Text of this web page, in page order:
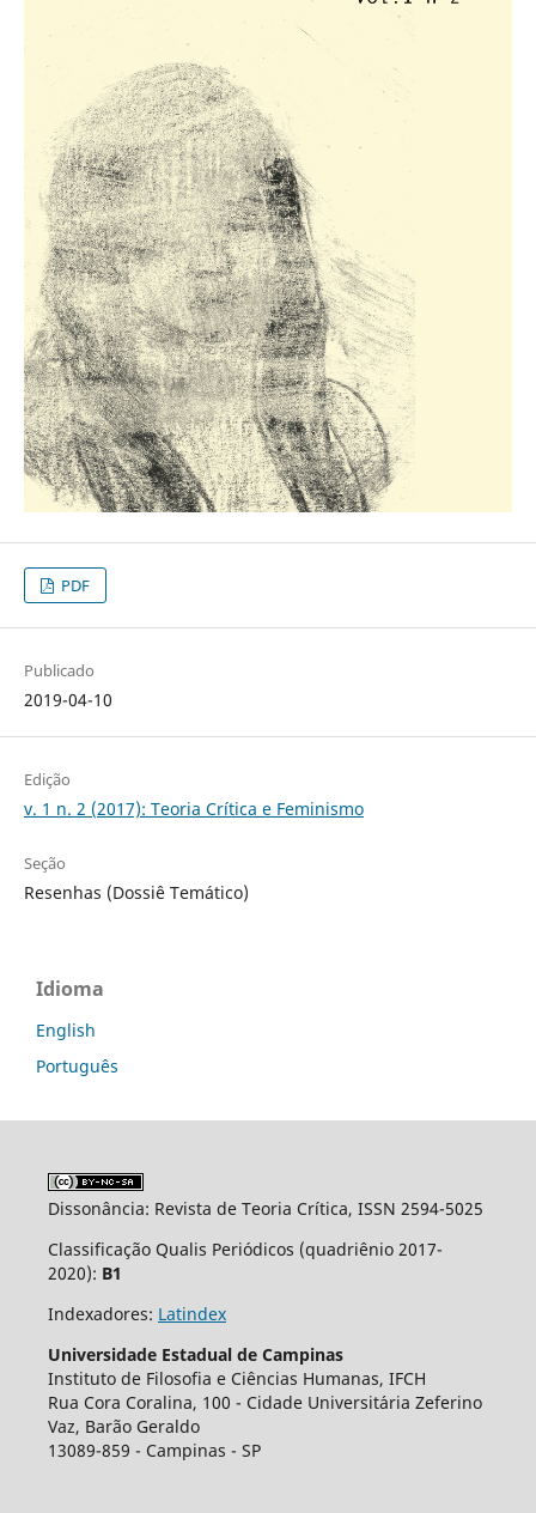
PDF
Publicado
2019-04-10
Edição
v. 1 n. 2 (2017): Teoria Crítica e Feminismo
Seção
Resenhas (Dossiê Temático)
Idioma
English
Português
Dissonância: Revista de Teoria Crítica, ISSN 2594-5025
Classificação Qualis Periódicos (quadriênio 2017-
2020): B1
Indexadores: Latindex
Universidade Estadual de Campinas
Instituto de Filosofia e Ciências Humanas, IFCH
Rua Cora Coralina, 100 - Cidade Universit´aria Zeferino
Vaz, Barão Geraldo
13089-859 - Campinas - SP